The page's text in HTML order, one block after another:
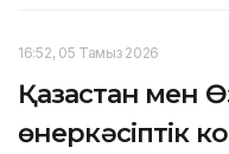
16:52, 05 Тамыз 2026
Қазақстан мен
өнеркәсіптік